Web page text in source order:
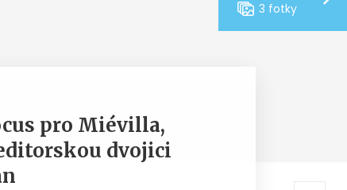
3 fotky
pro Miévilla,
dvojici